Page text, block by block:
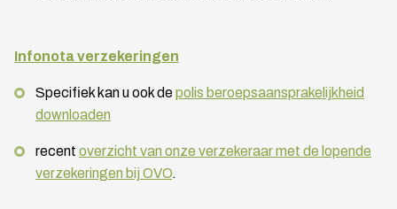
Infonota verzekeringen
Specifiek kan u ook depolis beroepsaansprakelijkheid
downloaden
recent overzicht van onze verzekeraar met de lopende
verzekeringen bij OVO.